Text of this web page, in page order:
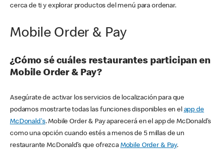
cerca de ti y explorar productos del menú para ordenar.
Mobile Order & Pay
¿Cómo sé cuáles restaurantes participan en
Mobile Order & Pay?
Asegúrate de activar los servicios de localización para que
podamos mostrarte todas las funciones disponibles en el app de
McDonald's. Mobile Order & Pay aparecerá en el app de McDonald’s
como una opción cuando estés a menos de 5 millas de un
restaurante McDonald’s que ofrezca Mobile Order & Pay.